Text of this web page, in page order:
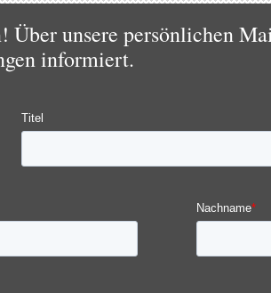
Über unsere persönlichen
informiert.